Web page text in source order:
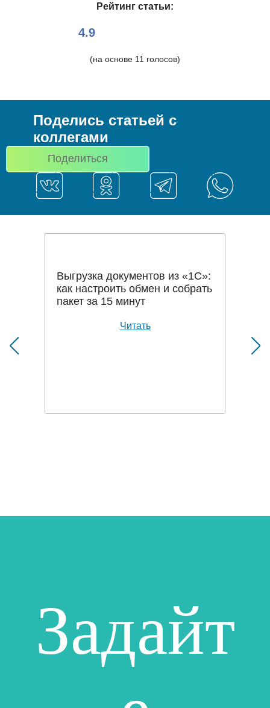
Рейтинг статьи:
4.9
(на основе 11 голосов)
Поделись статьей с
коллегами
Поделиться
Выгрузка документов из «1С»:
как настроить обмен и собрать
пакет за 15 минут
Читать
Задайт